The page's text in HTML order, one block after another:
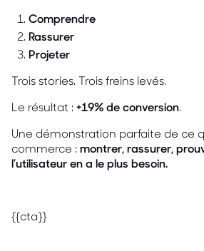
Comprendre
Rassurer
Projeter
Trois stories. Trois freins levés.
Le résultat : +19% de conversion.
Une démonstration parfaite de ce
commerce : montrer, rassurer,
l’utilisateur en a le plus besoin.
{{cta}}